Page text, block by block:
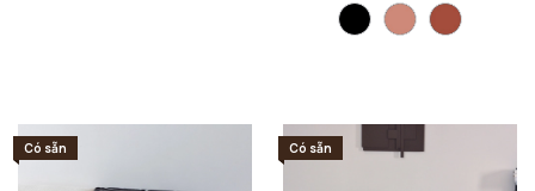
Có sẵn Có sẵn